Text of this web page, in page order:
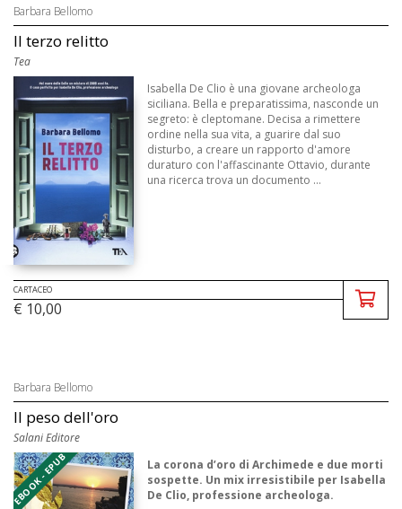
Barbara Bellomo
Il terzo relitto
Tea
Isabella De Clio è una giovane archeologa
siciliana. Bella e preparatissima, nasconde un
segreto: è cleptomane. Decisa a rimettere
ordine nella sua vita, a guarire dal suo
disturbo, a creare un rapporto d'amore
duraturo con l'affascinante Ottavio, durante
una ricerca trova un documento ...
CARTACEO
€ 10,00
Barbara Bellomo
Il peso dell'oro
Salani Editore
EBOOK - EPUB
La corona d’oro di Archimede e due morti
sospette. Un mix irresistibile per Isabella
De Clio, professione archeologa.